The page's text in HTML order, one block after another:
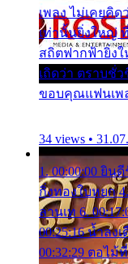
เพลง ไม่เคยคิ
เท่านั้นยิ่งใหญ่
สถิตฟากฟ้ายิ่ง
เถิดว่า ตราบชั่
ขอบคุณแฟนเพล
34 views •
1. 00:00:00 ยิน
กิ่งทองใบหยก
ลานเท 6.
00:25:16 น้ำลง
00:32:29 ตอไม้